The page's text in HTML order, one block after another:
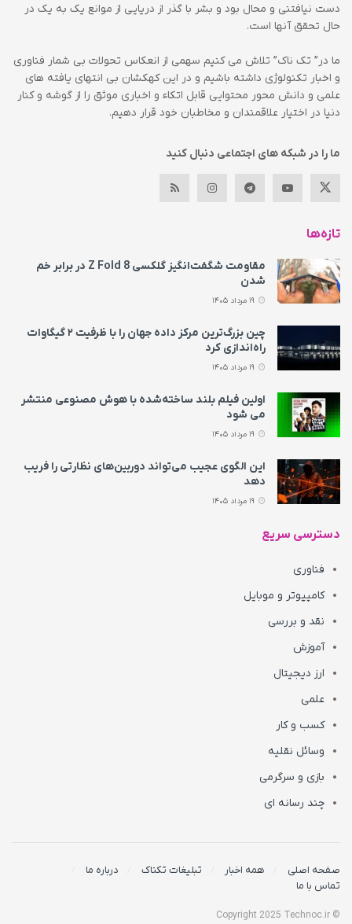
دست نیافتنی و محال بود و بشر با گذر از دریایی از موانع یک به یک در
حال تحقق آنها است.
ما در” تک ناک” تلاش می کنیم سهمی از انعکاس تحولات بی شمار فناوری
و اخبار تکنولوژی داشته باشیم و در این کهکشان بی انتهای یافته های
علمی و دانش محور محتوایی قابل اتکاء و اخباری موثق را از گوشه و کنار
دنیا در اختیار علاقمندان و مخاطبان خود قرار دهیم.
ما را در شبکه های اجتماعی دنبال کنید
تازه‌ها
مقاومت شگفت‌انگیز گلکسی Z Fold 8 در برابر خم
شدن
چین بزرگ‌ترین مرکز داده جهان را با ظرفیت ۲ گیگاوات
راه‌اندازی کرد
اولین فیلم بلند ساخته‌شده با هوش مصنوعی منتشر
می‌ شود
این الگوی عجیب می‌تواند دوربین‌های نظارتی را فریب
دهد
دسترسی سریع
فناوری
کامپیوتر و موبایل
نقد و بررسی
آموزش
ارز دیجیتال
علمی
کسب و کار
وسائل نقلیه
بازی و سرگرمی
چند رسانه ای
صفحه اصلی همه اخبار تبلیغات تکناک
درباره ما
تماس با ما
© Copyright 2025 Technoc.ir